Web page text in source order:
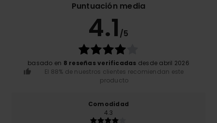
Puntuación media
4.1 /5
basado en 8 reseñas verificadas desde abril 2026
El 88% de nuestros clientes recomiendan este
producto
Comodidad
4.3